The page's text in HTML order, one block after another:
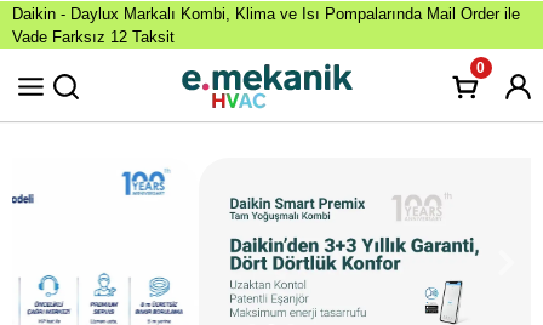
Daikin - Daylux Markalı Kombi, Klima ve Isı Pompalarında Mail Order ile
Vade Farksız 12 Taksit
0